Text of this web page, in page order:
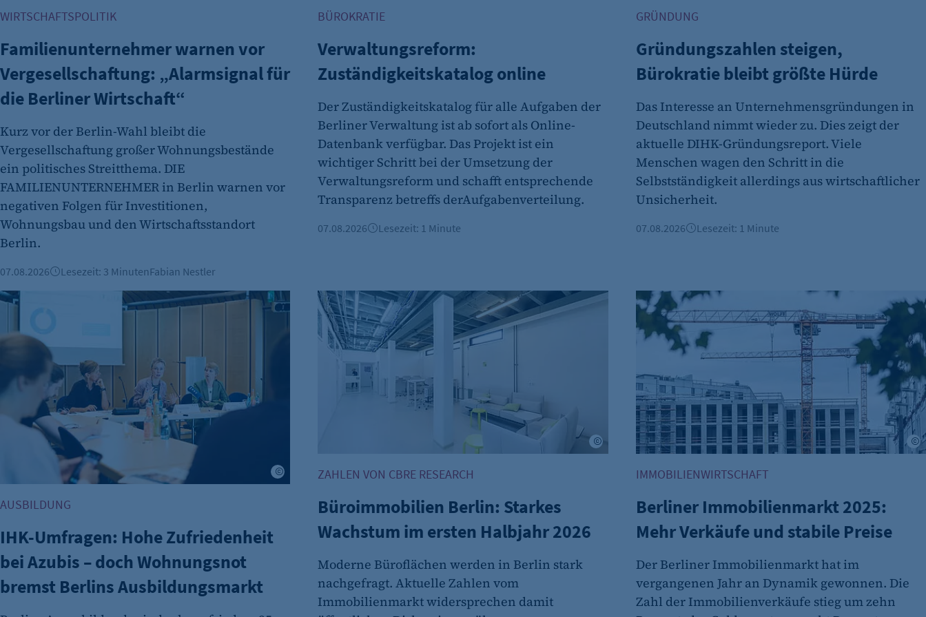
Zweck:
Session-Cookie für die Verwaltung von Benutzer-Sessions (z. B. bei Login, Umfrage
oder Formularen). Wird auch bei Caching zur Identifizierung verwendet.
Name:
cookie_consent
Zweck:
Dieser Cookie speichert die ausgewählten Einverständnis-Optionen des Benutzers
1 Jahr
etracker Analytics
et_oi_v2
Anbieter:
etracker GmbH
Zweck:
Cookie Erkennung
Cookie Laufzeit:
etracker Analytics
Name:
Anbieter:
Es erlaubt eTracker Cookies zu setzen.
Cookie Laufzeit:
480 Tage
etracker Analytics
Name:
isSdEnabled
WIRTSCHAFTSPOLITIK
Familienunternehmer warnen vor
Vergesellschaftung: „Alarmsignal für
die Berliner Wirtschaft“
Kurz vor der Berlin-Wahl bleibt die
Vergesellschaftung großer Wohnungsbestände
ein politisches Streitthema. DIE
FAMILIENUNTERNEHMER in Berlin warnen vor
negativen Folgen für Investitionen,
Wohnungsbau und den Wirtschaftsstandort
Berlin.
07.08.2026 Lesezeit: 3 MinutenFabian Nestler
BÜROKRATIE
Verwaltungsreform:
Zuständigkeitskatalog online
Der Zuständigkeitskatalog für alle Aufgaben der
Berliner Verwaltung ist ab sofort als Online-
Datenbank verfügbar. Das Projekt ist ein
wichtiger Schritt bei der Umsetzung der
Verwaltungsreform und schafft entsprechende
Transparenz betreffs derAufgabenverteilung.
07.08.2026 Lesezeit: 1 Minute
GRÜNDUNG
Gründungszahlen steigen,
Bürokratie bleibt größte Hürde
Das Interesse an Unternehmensgründungen in
Deutschland nimmt wieder zu. Dies zeigt der
aktuelle DIHK-Gründungsreport. Viele
Menschen wagen den Schritt in die
Selbstständigkeit allerdings aus wirtschaftlicher
Unsicherheit.
07.08.2026 Lesezeit: 1 Minute
IHK-Umfragen: Hohe Zufriedenheit bei Azubis – doch Wohnungsnot bremst Berlins Ausbildungsmarkt
Jens Ahner
AUSBILDUNG
IHK-Umfragen: Hohe Zufriedenheit
bei Azubis – doch Wohnungsnot
bremst Berlins Ausbildungsmarkt
Büroimmobilien Berlin: Starkes Wachstum im ersten Halbjahr 2026
©Amin Akhtar
ZAHLEN VON CBRE RESEARCH
Büroimmobilien Berlin: Starkes
Wachstum im ersten Halbjahr 2026
Moderne Büroflächen werden in Berlin stark
nachgefragt. Aktuelle Zahlen vom
Immobilienmarkt widersprechen damit
Berliner Immobilienmarkt 2025: Mehr Verkäufe und
IMMOBILIENWIRTSCHAFT
Berliner Immobilienmarkt 2025:
Mehr Verkäufe und stabile Preise
Der Berliner Immobilienmarkt hat im
vergangenen Jahr an Dynamik gewonnen. Die
Zahl der Immobilienverkäufe stieg um zehn